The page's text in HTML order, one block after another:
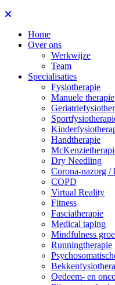
Home
Over ons
Werkwijze
Team
Specialisaties
Fysiotherapie
Manuele therapie
Handtherapie
Dry Needling
Corona-nazorg /
COPD
Virtual Reality
Fitness
Fasciatherapie
Medical taping
Mindfulness
Runningtherapie
Oedeem- en